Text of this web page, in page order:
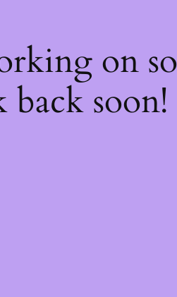
on
back soon!